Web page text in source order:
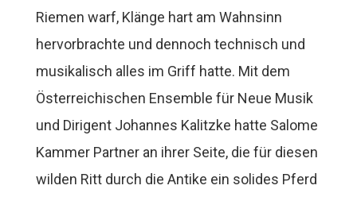
Riemen warf, Klänge hart am Wahnsinn
hervorbrachte und dennoch technisch und
musikalisch alles im Griff hatte. Mit dem
Österreichischen Ensemble für Neue Musik
und Dirigent Johannes Kalitzke hatte Salome
Kammer Partner an ihrer Seite, die für diesen
wilden Ritt durch die Antike ein solides Pferd